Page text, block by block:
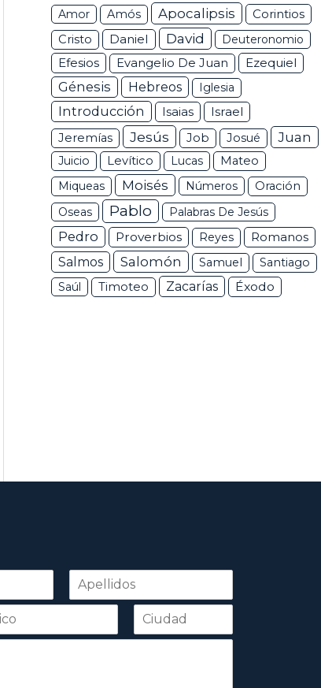
Amor Amós Apocalipsis Corintios
Cristo Daniel David Deuteronomio
Efesios Evangelio De Juan Ezequiel
Génesis Hebreos Iglesia
Introducción Isaias Israel
Jeremías Jesús Job Josué Juan
Juicio Levítico Lucas
Mateo
Miqueas
Moisés Números
Oración
Oseas
Pablo Palabras De Jesús
Pedro Proverbios Reyes
Romanos
Salmos
Salomón Samuel
Santiago
Saúl
Timoteo Zacarías Éxodo
Apellidos